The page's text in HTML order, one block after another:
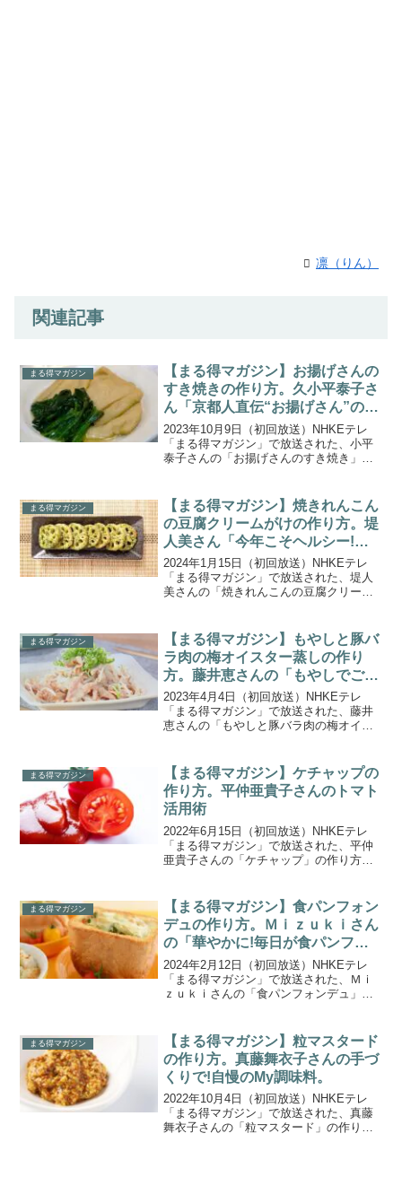
凛（りん）
関連記事
まる得マガジン
【まる得マガジン】お揚げさんの
すき焼きの作り方。久小平泰子さ
ん「京都人直伝“お揚げさん”の底
力！」。
2023年10月9日（初回放送）NHKEテレ
「まる得マガジン」で放送された、小平
泰子さんの「お揚げさんのすき焼き」の
さんが、油揚げを使った料理や活用法を
８回にわたっ...
まる得マガジン
【まる得マガジン】焼きれんこん
の豆腐クリームがけの作り方。堤
人美さん「今年こそヘルシー!と
うふ七変化」。
2024年1月15日（初回放送）NHKEテレ
「まる得マガジン」で放送された、堤人
美さんの「焼きれんこんの豆腐クリーム
リエーションで紹介する、堤人美さんの
「今年こそヘルシ...
まる得マガジン
【まる得マガジン】もやしと豚バ
ラ肉の梅オイスター蒸しの作り
方。藤井恵さんの「もやしでごち
そう カサ増しグルメ」。
2023年4月4日（初回放送）NHKEテレ
「まる得マガジン」で放送された、藤井
恵さんの「もやしと豚バラ肉の梅オイス
グルメ」。ただ量を増やすだけでなく、
ごちそう感がある...
まる得マガジン
【まる得マガジン】ケチャップの
作り方。平仲亜貴子さんのトマト
活用術
2022年6月15日（初回放送）NHKEテレ
「まる得マガジン」で放送された、平仲
亜貴子さんの「ケチャップ」の作り方を
い!トマト活用術』。料理研究家の平仲亜
貴子さんから、...
まる得マガジン
【まる得マガジン】食パンフォン
デュの作り方。Ｍｉｚｕｋｉさん
の「華やかに!毎日が食パンフェ
スタ」。
2024年2月12日（初回放送）NHKEテレ
「まる得マガジン」で放送された、Ｍｉ
ｚｕｋｉさんの「食パンフォンデュ」の
身させる活用レシピを紹介する、Ｍｉｚ
ｕｋｉさんの「華...
まる得マガジン
【まる得マガジン】粒マスタード
の作り方。真藤舞衣子さんの手づ
くりで!自慢のMy調味料。
2022年10月4日（初回放送）NHKEテレ
「まる得マガジン」で放送された、真藤
舞衣子さんの「粒マスタード」の作り方